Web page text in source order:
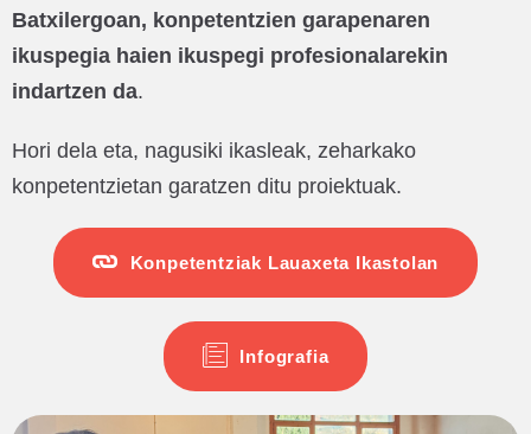
Batxilergoan, konpetentzien garapenaren
ikuspegia haien ikuspegi profesionalarekin
indartzen da.
Hori dela eta, nagusiki ikasleak, zeharkako
konpetentzietan garatzen ditu proiektuak.
Konpetentziak Lauaxeta Ikastolan
Infografia